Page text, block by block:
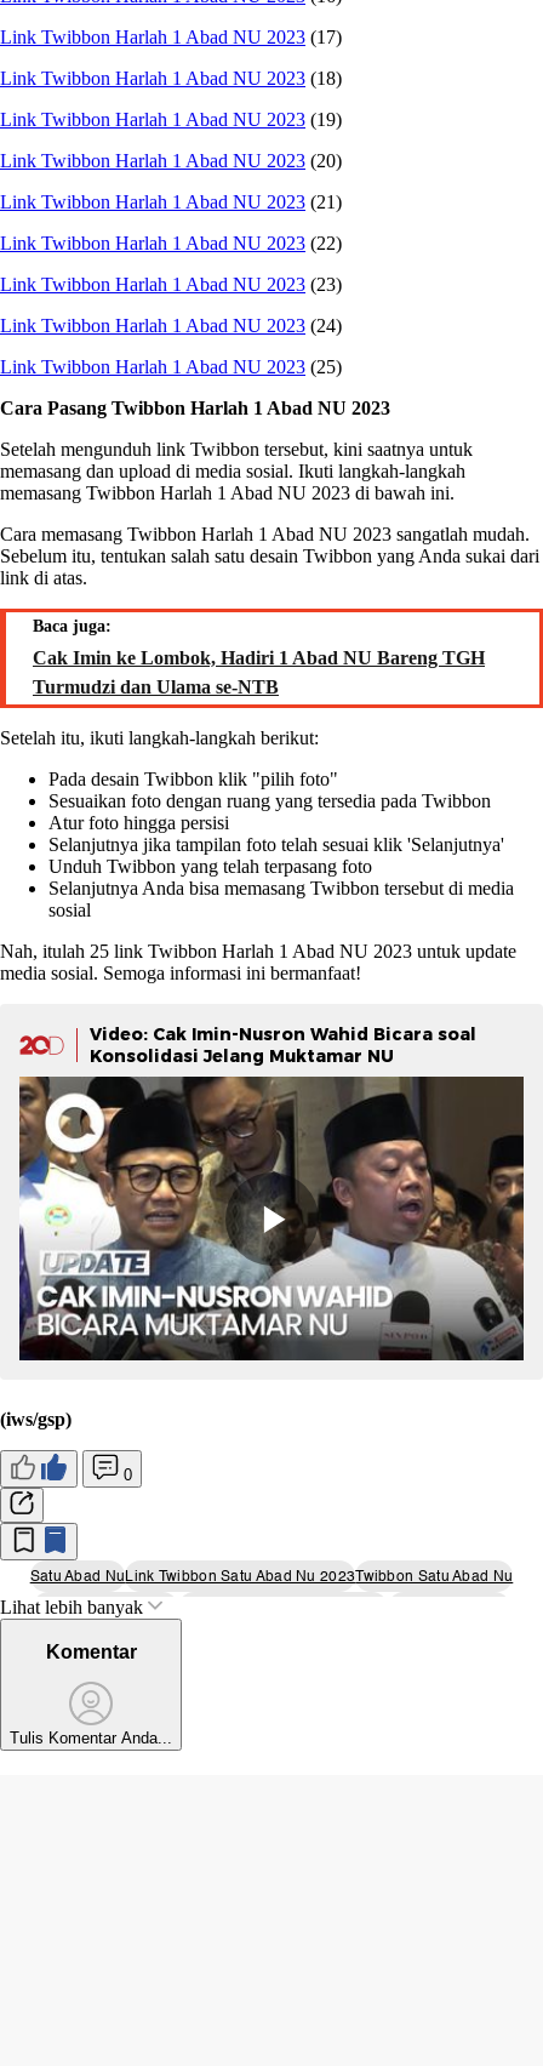
Link Twibbon Harlah 1 Abad NU 2023 (17)
Link Twibbon Harlah 1 Abad NU 2023 (18)
Link Twibbon Harlah 1 Abad NU 2023 (19)
Link Twibbon Harlah 1 Abad NU 2023 (20)
Link Twibbon Harlah 1 Abad NU 2023 (21)
Link Twibbon Harlah 1 Abad NU 2023 (22)
Link Twibbon Harlah 1 Abad NU 2023 (23)
Link Twibbon Harlah 1 Abad NU 2023 (24)
Link Twibbon Harlah 1 Abad NU 2023 (25)
Cara Pasang Twibbon Harlah 1 Abad NU 2023
Setelah mengunduh link Twibbon tersebut, kini saatnya untuk
memasang dan upload di media sosial. Ikuti langkah-langkah
memasang Twibbon Harlah 1 Abad NU 2023 di bawah ini.
Cara memasang Twibbon Harlah 1 Abad NU 2023 sangatlah mudah.
Sebelum itu, tentukan salah satu desain Twibbon yang Anda sukai dari
link di atas.
Baca juga:
Cak Imin ke Lombok, Hadiri 1 Abad NU Bareng TGH
Turmudzi dan Ulama se-NTB
Setelah itu, ikuti langkah-langkah berikut:
Pada desain Twibbon klik "pilih foto"
Sesuaikan foto dengan ruang yang tersedia pada Twibbon
Atur foto hingga persisi
Selanjutnya jika tampilan foto telah sesuai klik 'Selanjutnya'
Unduh Twibbon yang telah terpasang foto
Selanjutnya Anda bisa memasang Twibbon tersebut di media
sosial
Nah, itulah 25 link Twibbon Harlah 1 Abad NU 2023 untuk update
media sosial. Semoga informasi ini bermanfaat!
Video: Cak Imin-Nusron Wahid Bicara soal
Konsolidasi Jelang Muktamar NU
(iws/gsp)
0
Satu Abad NuLink Twibbon Satu Abad Nu 2023Twibbon Satu Abad Nu
Harlah Satu Abad Nu
Harlah 1 Abad Nu
Lihat lebih banyak
Komentar
Tulis Komentar Anda...